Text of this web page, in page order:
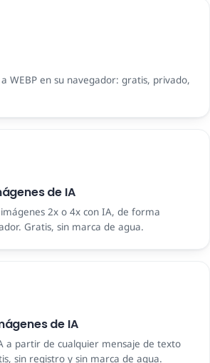
WEBP en su navegador: gratis, privado,
de IA
2x o 4x con IA, de forma
Gratis, sin marca de agua.
de IA
a partir de cualquier mensaje de texto
sin registro y sin marca de agua.